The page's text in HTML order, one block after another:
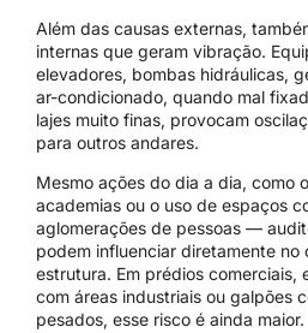
Além das causas externas,
internas que geram vibração.
elevadores, bombas hidráulicas,
ar-condicionado, quando mal
lajes muito finas, provocam
para outros andares.
Mesmo ações do dia a dia, como
academias ou o uso de espaços
aglomerações de pessoas —
podem influenciar diretamente no
estrutura. Em prédios comerciais,
com áreas industriais ou galpões
pesados, esse risco é ainda maior.